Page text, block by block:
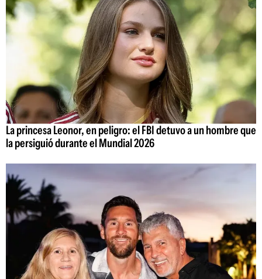
La princesa Leonor, en peligro: el FBI detuvo a un hombre que
la persiguió durante el Mundial 2026